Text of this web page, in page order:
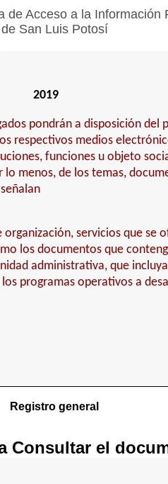
de Acceso a la Información
San Luis Potosí
2019
pondrán a disposición del
respectivos medios
funciones u objeto
menos, de los temas,
organización, servicios que se
los documentos que
administrativa, que
los programas operativos a
Registro general
Consultarel